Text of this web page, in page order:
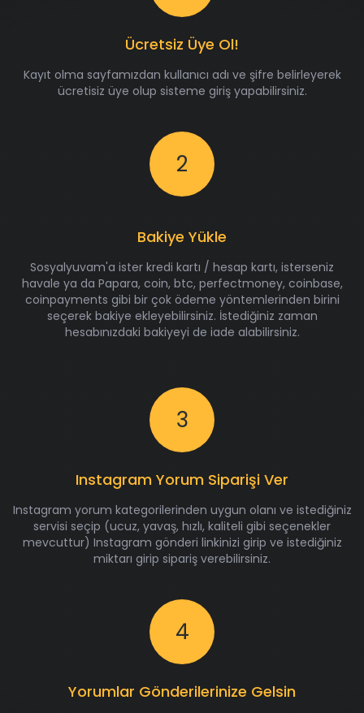
Ücretsiz Üye Ol!
Kayıt olma sayfamızdan kullanıcı adı ve şifre belirleyerek
ücretisiz üye olup sisteme giriş yapabilirsiniz.
2
Bakiye Yükle
Sosyalyuvam'a ister kredi kartı / hesap kartı, isterseniz
havale ya da Papara, coin, btc, perfectmoney, coinbase,
coinpayments gibi bir çok ödeme yöntemlerinden birini
seçerek bakiye ekleyebilirsiniz. İstediğiniz zaman
hesabınızdaki bakiyeyi de iade alabilirsiniz.
3
Instagram Yorum Siparişi Ver
Instagram yorum kategorilerinden uygun olanı ve istediğiniz
servisi seçip (ucuz, yavaş, hızlı, kaliteli gibi seçenekler
mevcuttur) Instagram gönderi linkinizi girip ve istediğiniz
miktarı girip sipariş verebilirsiniz.
4
Yorumlar Gönderilerinize Gelsin